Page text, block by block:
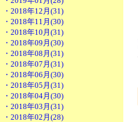
・2018年12月(31)
・2018年11月(30)
・2018年10月(31)
・2018年09月(30)
・2018年08月(31)
・2018年07月(31)
・2018年06月(30)
・2018年05月(31)
・2018年04月(30)
・2018年03月(31)
・2018年02月(28)